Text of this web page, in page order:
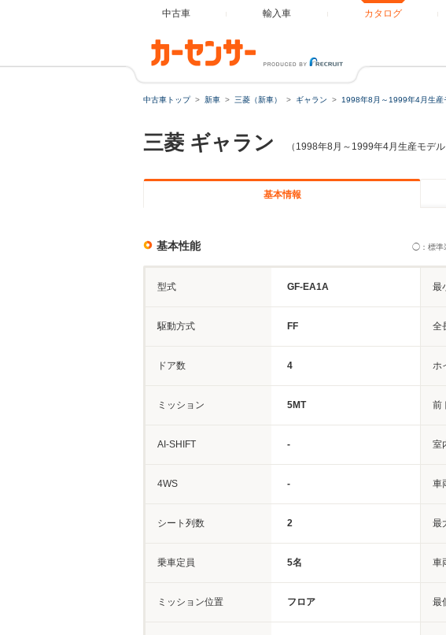
中古車 輸入車 カタログ
中古車トップ 新車 三菱（新車） ギャラン 1998年8月～1999年4月生産
三菱 ギャラン （1998年8月～1999年4月生産モデ
基本情報
基本性能 ◯：標準
型式 GF-EA1A 最
駆動方式 FF 全
ドア数 4 ホ
ミッション 5MT 前
AI-SHIFT - 室
4WS - 車
シート列数 2 最
乗車定員 5名 車
ミッション位置 フロア 最